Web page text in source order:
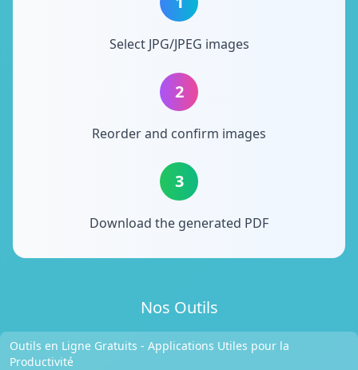
Select JPG/JPEG images
2
Reorder and confirm images
3
Download the generated PDF
Nos Outils
Outils en Ligne Gratuits - Applications Utiles pour la
Productivité